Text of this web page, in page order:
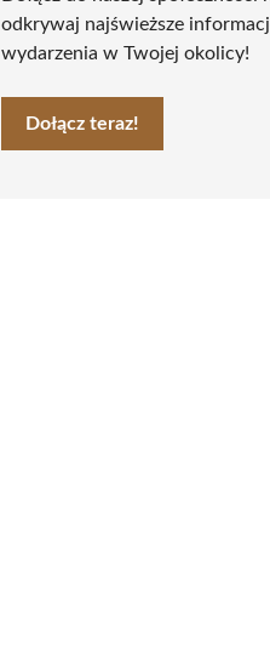
odkrywaj najświeższe
wydarzenia w Twojej okolicy!
Dołącz teraz!